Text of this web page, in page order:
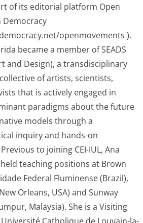
of its editorial platform Open
Democracy
openmovements ).
became a member of SEADS
and Design), a transdisciplinary
of artists, scientists,
that is actively engaged in
paradigms about the future
models through a
inquiry and hands-on
to joining CEI-IUL, Ana
teaching positions at Brown
Federal Fluminense (Brazil),
Orleans, USA) and Sunway
Malaysia). She is a Visiting